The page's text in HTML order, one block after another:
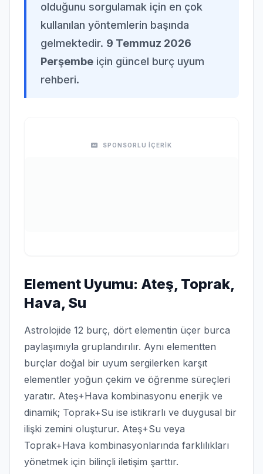
olduğunu sorgulamak için en çok
kullanılan yöntemlerin başında
gelmektedir. 9 Temmuz 2026
Perşembe için güncel burç uyum
rehberi.
SPONSORLU İÇERİK
Element Uyumu: Ateş, Toprak,
Hava, Su
Astrolojide 12 burç, dört elementin üçer burca
paylaşımıyla gruplandırılır. Aynı elementten
burçlar doğal bir uyum sergilerken karşıt
elementler yoğun çekim ve öğrenme süreçleri
yaratır. Ateş+Hava kombinasyonu enerjik ve
dinamik; Toprak+Su ise istikrarlı ve duygusal bir
ilişki zemini oluşturur. Ateş+Su veya
Toprak+Hava kombinasyonlarında farklılıkları
yönetmek için bilinçli iletişim şarttır.